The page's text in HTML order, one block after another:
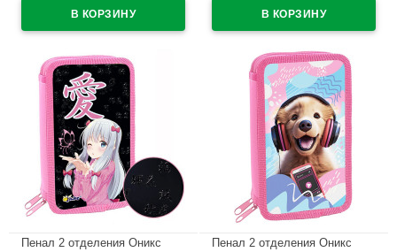
арт.NPn_47092
Пенал 2 отделения Оникс Пенал 2 отделения Оникс